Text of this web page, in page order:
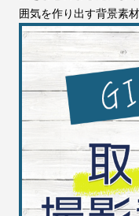
囲気を作り出す背景素